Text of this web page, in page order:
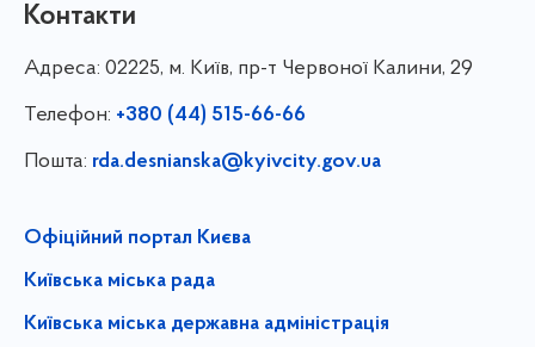
Контакти
Адреса: 02225, м. Київ, пр-т Червоної Калини, 29
Телефон: +380 (44) 515-66-66
Пошта: rda.desnianska@kyivcity.gov.ua
Офіційний портал Києва
Київська міська рада
Київська міська державна адміністрація